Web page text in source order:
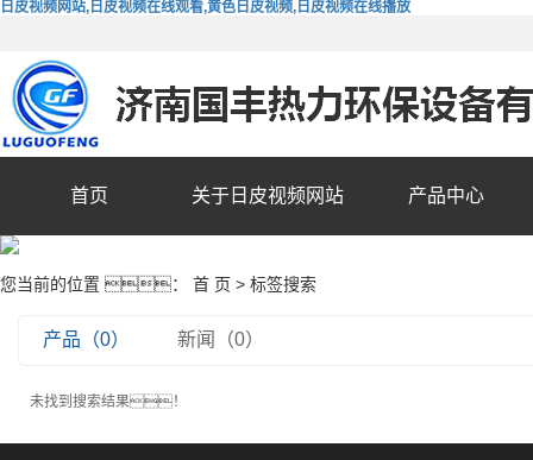
日皮视频网站,日皮视频在线观看,黄色日皮视频,日皮视频在线播放
首页 关于日皮视频网站 产品中心
您当前的位置 ： 首 页 > 标签搜索
产品（0） 新闻（0）
未找到搜索结果！